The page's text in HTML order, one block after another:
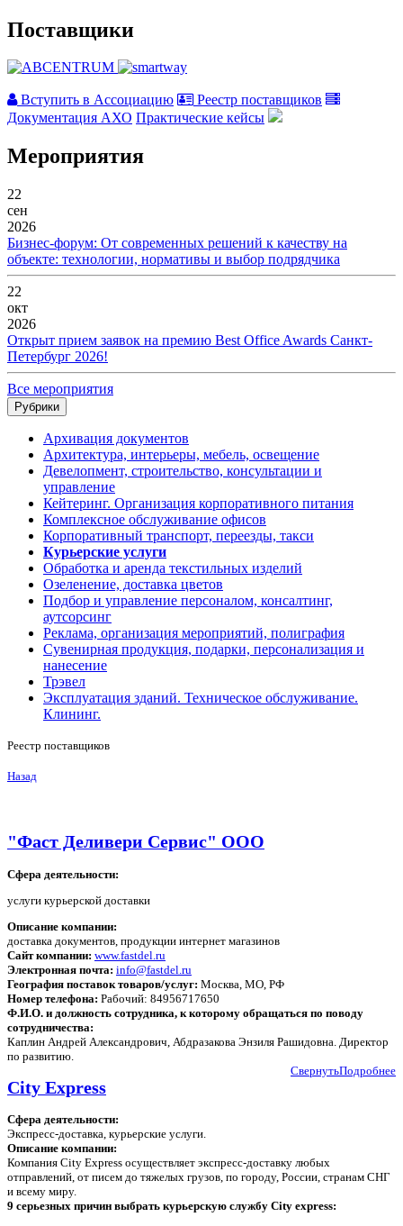
Поставщики
Вступить в Ассоциацию
Реестр поставщиков
Документация АХО Практические кейсы
Мероприятия
22
сен
2026
Бизнес-форум: От современных решений к качеству на
объекте: технологии, нормативы и выбор подрядчика
22
окт
2026
Открыт прием заявок на премию Best Office Awards Санкт-
Петербург 2026!
Все мероприятия
Рубрики
Архивация документов
Архитектура, интерьеры, мебель, освещение
Девелопмент, строительство, консультации и
управление
Кейтеринг. Организация корпоративного питания
Комплексное обслуживание офисов
Корпоративный транспорт, переезды, такси
Курьерские услуги
Обработка и аренда текстильных изделий
Озеленение, доставка цветов
Подбор и управление персоналом, консалтинг,
аутсорсинг
Реклама, организация мероприятий, полиграфия
Сувенирная продукция, подарки, персонализация и
нанесение
Трэвел
Эксплуатация зданий. Техническое обслуживание.
Клининг.
Реестр поставщиков
Назад
"Фаст Деливери Сервис" ООО
Сфера деятельности:
услуги курьерской доставки
Описание компании:
доставка документов, продукции интернет магазинов
Сайт компании: www.fastdel.ru
Электронная почта: info@fastdel.ru
География поставок товаров/услуг: Москва, МО, РФ
Номер телефона: Рабочий: 84956717650
Ф.И.О. и должность сотрудника, к которому обращаться по поводу
сотрудничества:
Каплин Андрей Александрович, Абдразакова Энзиля Рашидовна. Директор
по развитию.
Подробнее
Свернуть
City Express
Сфера деятельности:
Экспресс-доставка, курьерские услуги.
Описание компании:
Компания City Express осуществляет экспресс-доставку любых
отправлений, от писем до тяжелых грузов, по городу, России, странам СНГ
и всему миру.
9 серьезных причин выбрать курьерскую службу City express: